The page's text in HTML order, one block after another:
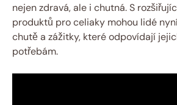
nejen zdravá, ale i chutná. S
produktů pro celiaky mohou lidé
chutě a zážitky, které odpovídají
potřebám.